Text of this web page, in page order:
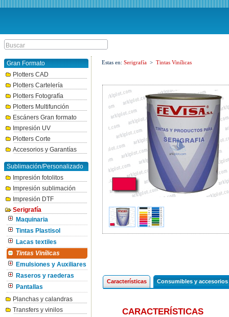
Gran Formato
Plotters CAD
Plotters Cartelería
Plotters Fotografía
Plotters Multifunción
Escáners Gran formato
Impresión UV
Plotters Corte
Accesorios y Garantías
Sublimación/Personalizado
Impresión fotolitos
Impresión sublimación
Impresión DTF
Serigrafía
Maquinaria
Tintas Plastisol
Lacas textiles
Tintas Vinílicas
Emulsiones y Auxiliares
Raseros y raederas
Pantallas
Planchas y calandras
Transfers y vinilos
Estas en: Serigrafía > Tintas Vinílicas
Características Consumibles y accesorios
CARACTERÍSTICAS